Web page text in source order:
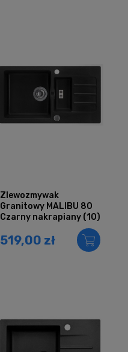
Zlewozmywak
Granitowy MALIBU 80
Czarny nakrapiany (10)
519,00 zł